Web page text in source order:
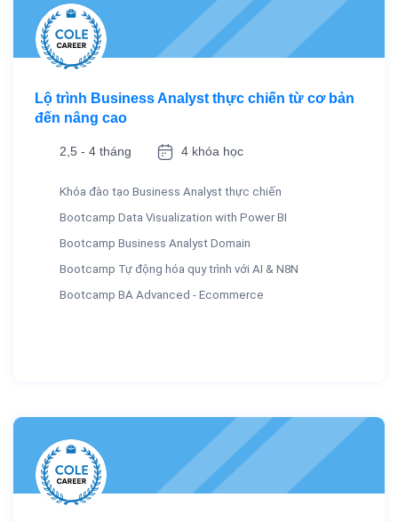
Lộ trình Business Analyst thực chiến từ cơ bản
đến nâng cao
2,5 - 4 tháng 4 khóa học
Khóa đào tạo Business Analyst thực chiến
Bootcamp Data Visualization with Power BI
Bootcamp Business Analyst Domain
Bootcamp Tự động hóa quy trình với AI & N8N
Bootcamp BA Advanced - Ecommerce